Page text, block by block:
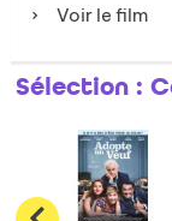
Voir le film
Sélection :